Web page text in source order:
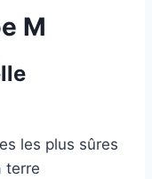
M
les plus sûres
terre